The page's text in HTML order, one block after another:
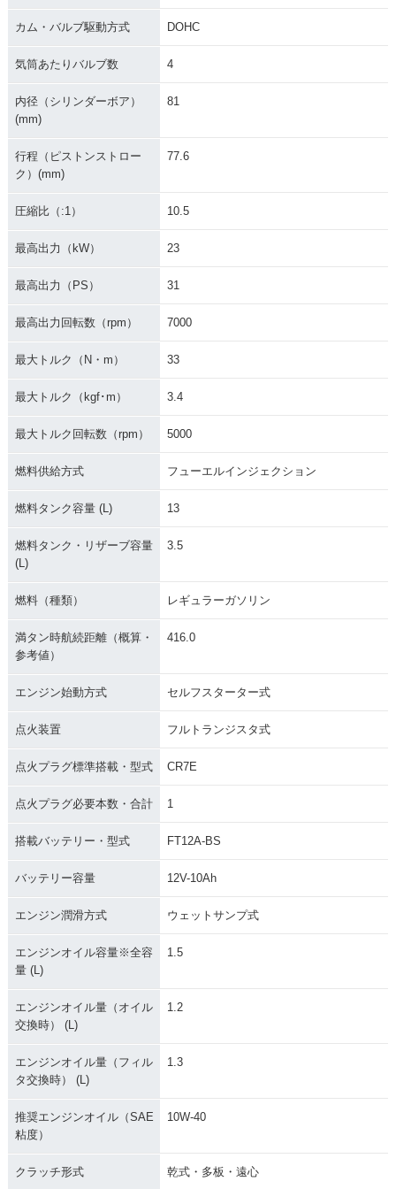
カム・バルブ駆動方式 DOHC
気筒あたりバルブ数 4
内径（シリンダーボア）
(mm)
81
行程（ピストンストロー
ク）(mm)
77.6
圧縮比（:1） 10.5
最高出力（kW） 23
最高出力（PS） 31
最高出力回転数（rpm） 7000
最大トルク（N・m） 33
最大トルク（kgf･m） 3.4
最大トルク回転数（rpm） 5000
燃料供給方式 フューエルインジェクション
燃料タンク容量 (L) 13
燃料タンク・リザーブ容量
(L)
3.5
燃料（種類） レギュラーガソリン
満タン時航続距離（概算・
参考値）
416.0
エンジン始動方式 セルフスターター式
点火装置 フルトランジスタ式
点火プラグ標準搭載・型式 CR7E
点火プラグ必要本数・合計 1
搭載バッテリー・型式 FT12A-BS
バッテリー容量 12V-10Ah
エンジン潤滑方式 ウェットサンプ式
エンジンオイル容量※全容
量 (L)
1.5
エンジンオイル量（オイル
交換時） (L)
1.2
エンジンオイル量（フィル
タ交換時） (L)
1.3
推奨エンジンオイル（SAE
粘度）
10W-40
クラッチ形式 乾式・多板・遠心